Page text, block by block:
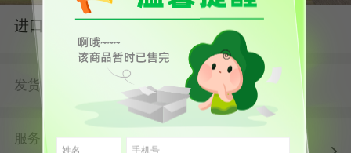
进口品牌二手皮质转椅办公椅绿
发货 第二树北京仓 发货并提供售后服务
服务 第二树自营 清洗消毒 售后保障
配送上门